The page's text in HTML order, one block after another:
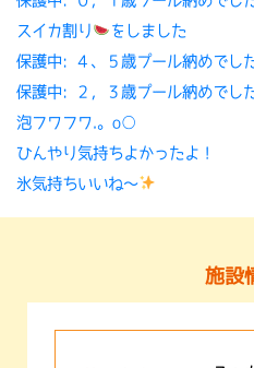
スイカ割り
をしました
保護中: ４、５歳プール納めでし
保護中: ２，３歳プール納めでし
泡フワフワ.。o○
ひんやり気持ちよかったよ！
氷気持ちいいね〜
施設